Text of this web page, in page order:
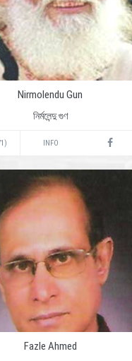
Nirmolendu Gun
নির্মলেন্দু গুণ
INFO
Fazle Ahmed